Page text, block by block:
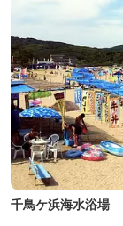
千鳥ケ浜海水浴場